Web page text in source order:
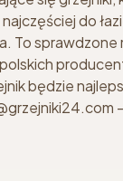
do
To sprawdzone
będzie
-